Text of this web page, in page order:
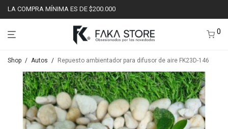
LA COMPRA MÍNIMA ES DE $200.000
0
Shop / Autos / Repuesto ambientador para difusor de aire FK23D-146